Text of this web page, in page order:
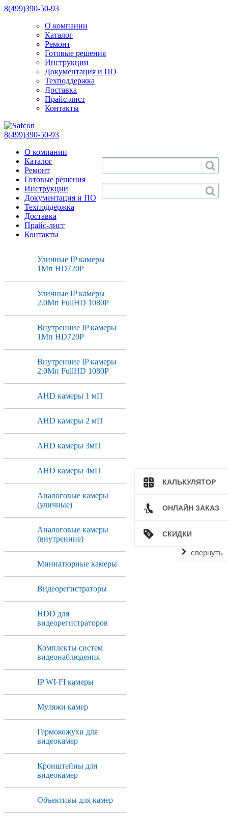
КАЛЬКУЛЯТОР
ОНЛАЙН ЗАКАЗ
СКИДКИ
свернуть
8(499)390-50-93
О компании
Каталог
Ремонт
Готовые решения
Инструкции
Документация и ПО
Техподдержка
Доставка
Прайс-лист
Контакты
8(499)390-50-93
О компании
Каталог
Ремонт
Готовые решения
Инструкции
Документация и ПО
Техподдержка
Доставка
Прайс-лист
Контакты
Уличные IP камеры
1Мп HD720P
Уличные IP камеры
2.0Мп FullHD 1080P
Внутренние IP камеры
1Мп HD720P
Внутренние IP камеры
2.0Мп FullHD 1080P
AHD камеры 1 мП
AHD камеры 2 мП
AHD камеры 3мП
AHD камеры 4мП
Аналоговые камеры
(уличные)
Аналоговые камеры
(внутренние)
Миниатюрные камеры
Видеорегистраторы
HDD для
видеорегистраторов
Комплекты систем
видеонаблюдения
IP WI-FI камеры
Муляжи камер
Гермокожухи для
видеокамер
Кронштейны для
видеокамер
Объективы для камер